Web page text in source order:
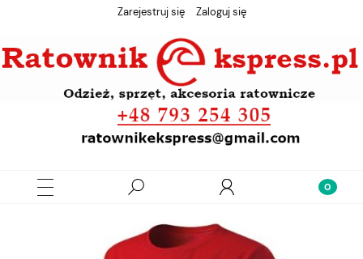
Zarejestruj się Zaloguj się